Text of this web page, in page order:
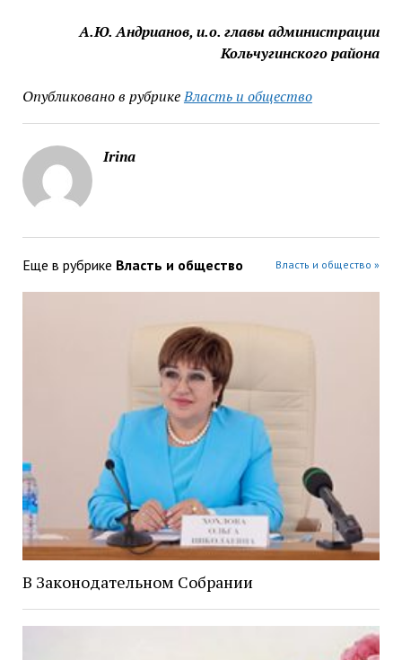
А.Ю. Андрианов, и.о. главы администрации
Кольчугинского района
Опубликовано в рубрикеВласть и общество
Irina
Еще в рубрике Власть и общество Власть и общество »
В Законодательном Собрании